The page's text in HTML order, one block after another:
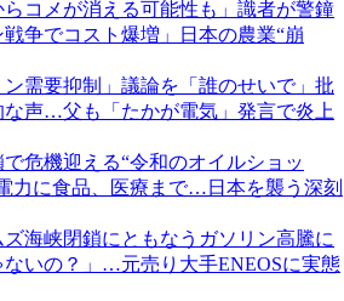
らコメが消える可能性も」識者が警鐘
争でコスト爆増」日本の農業“崩
需要抑制」議論を「誰のせいで」批
な声…父も「たかが電気」発言で炎上
危機迎える“令和のオイルショッ
力に食品、医療まで…日本を襲う深刻
海峡閉鎖にともなうガソリン高騰に
ないの？」…元売り大手ENEOSに実態